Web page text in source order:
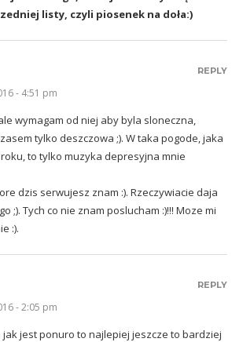
listy, czyli piosenek na doła:)
- 4:51 pm
ale wymagam od niej aby byla sloneczna,
tylko deszczowa ;). W taka pogode, jaka
to tylko muzyka depresyjna mnie
dzis serwujesz znam :). Rzeczywiacie daja
;). Tych co nie znam poslucham :)!!! Moze mi
:).
REPLY
- 2:05 pm
jak jest ponuro to najlepiej jeszcze to bardziej
REPLY